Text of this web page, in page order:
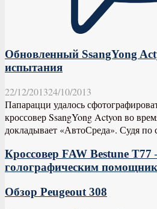
Обновленный SsangYong
испытания
22/12/201324/10/2013
Папарацци удалось
кроссовер SsangYong Actyon во
докладывает «АвтоСреда». Судя по
Кроссовер FAW Bestune
голографическим
Обзор Peugeout 308